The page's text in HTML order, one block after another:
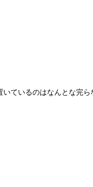
ているのはなんとな完ら